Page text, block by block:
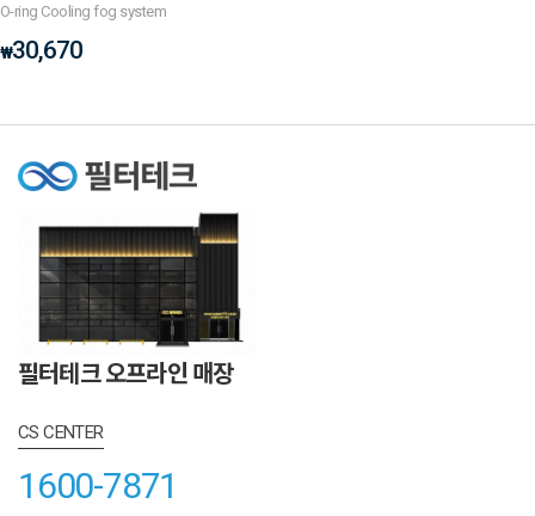
O-ring Cooling fog system
₩30,670
필터테크 오프라인 매장
CS CENTER
1600-7871